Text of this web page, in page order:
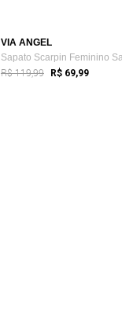
VIA ANGEL
R$ 119,99 R$ 69,99